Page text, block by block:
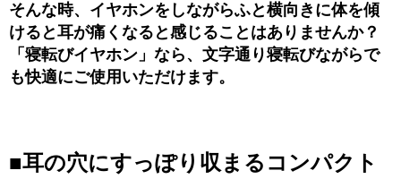
そんな時、イヤホンをしながらふと横向きに体を傾
けると耳が痛くなると感じることはありませんか？
「寝転びイヤホン」なら、文字通り寝転びながらで
も快適にご使用いただけます。
■耳の穴にすっぽり収まるコンパクト